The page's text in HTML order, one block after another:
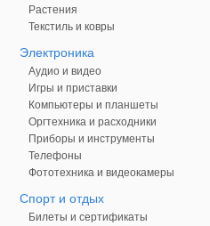
Растения
Текстиль и ковры
Электроника
Аудио и видео
Игры и приставки
Компьютеры и планшеты
Оргтехника и расходники
Приборы и инструменты
Телефоны
Фототехника и видеокамеры
Спорт и отдых
Билеты и сертификаты